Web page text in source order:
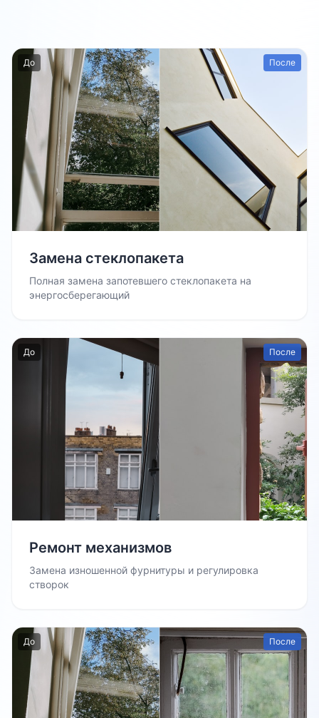
До После
Замена стеклопакета
Полная замена запотевшего стеклопакета на
энергосберегающий
До После
Ремонт механизмов
Замена изношенной фурнитуры и регулировка
створок
До После